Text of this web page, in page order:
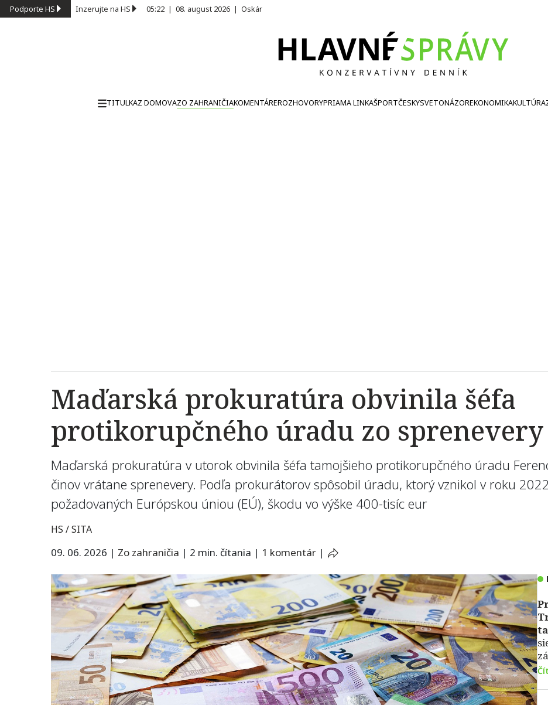
Podporte HS Inzerujte na HS 05:22 | 08. august 2026 | Oskár
TITULKAZ DOMOVAZO ZAHRANIČIAKOMENTÁREROZHOVORYPRIAMA LINKAŠPORTČESKYSVETONÁZOREKONOMIKAKULTÚRA
Maďarská prokuratúra obvinila šéfa
protikorupčného úradu zo
Maďarská prokuratúra v utorok obvinila šéfa tamojšieho protikorupčného úradu
činov vrátane sprenevery. Podľa prokurátorov spôsobil úradu, ktorý vznikol v roku
požadovaných Európskou úniou (EÚ), škodu vo výške 400-tisíc eur
HS / SITA
09. 06. 2026 | Zo zahraničia | 2 min. čítania | 1 komentár |